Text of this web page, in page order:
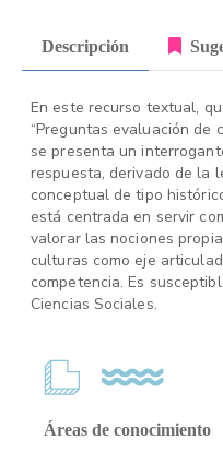
Descripción
En este recurso textual,
“Preguntas evaluación de
se presenta un
respuesta, derivado de la
conceptual de tipo
está centrada en servir
valorar las nociones
culturas como eje
competencia. Es
Ciencias Sociales.
Áreas de conocimiento